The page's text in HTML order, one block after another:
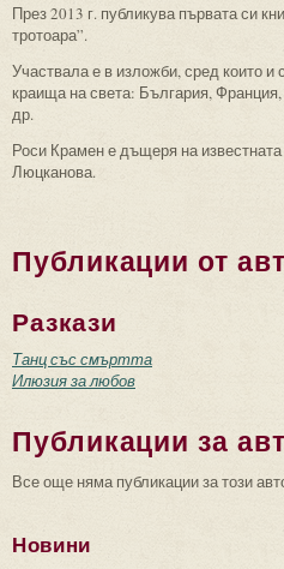
През 2013 г. публикува първата си
тротоара”.
Участвала е в изложби, сред които и
краища на света: България,
др.
Роси Крамен е дъщеря на
Люцканова.
Публикации от
Разкази
Танц със смъртта
Илюзия за любов
Публикации за
Все още няма публикации за този
Новини